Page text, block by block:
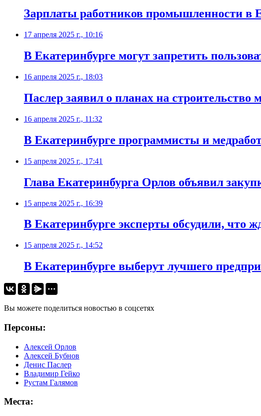
Зарплаты работников промышленности в
17 апреля 2025 г., 10:16
В Екатеринбурге могут запретить
16 апреля 2025 г., 18:03
Паслер заявил о планах на строительство
16 апреля 2025 г., 11:32
В Екатеринбурге программисты и
15 апреля 2025 г., 17:41
Глава Екатеринбурга Орлов объявил
15 апреля 2025 г., 16:39
В Екатеринбурге эксперты обсудили, что
15 апреля 2025 г., 14:52
В Екатеринбурге выберут лучшего
Вы можете поделиться новостью в соцсетях
Персоны:
Алексей Орлов
Алексей Бубнов
Денис Паслер
Владимир Гейко
Рустам Галямов
Места: